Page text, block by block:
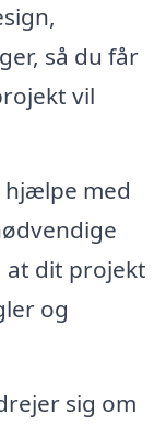
så du får
vil
hjælpe med
at dit projekt
og
sig om